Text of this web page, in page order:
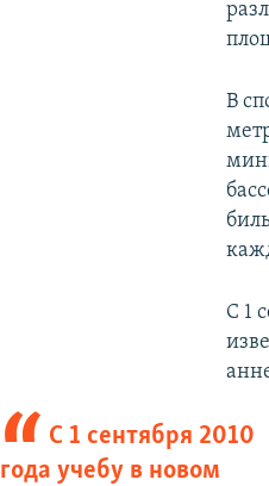
В
С 1
С 1 сентября 2010
года учебу в новом